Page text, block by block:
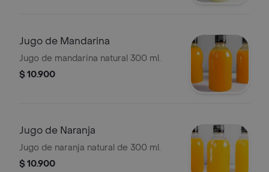
Jugo de Mandarina
Jugo de mandarina natural 300 ml.
$ 10.900
Jugo de Naranja
Jugo de naranja natural de 300 ml.
$ 10.900